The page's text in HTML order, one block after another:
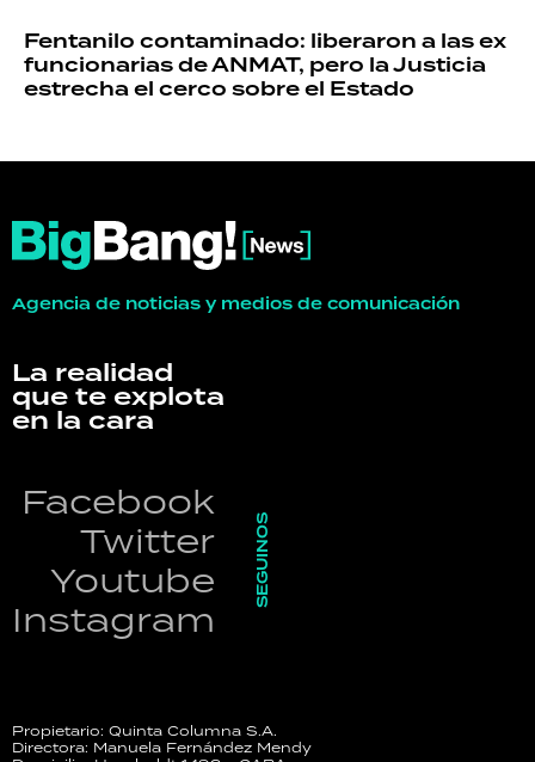
Fentanilo contaminado: liberaron a las ex
funcionarias de ANMAT, pero la Justicia
estrecha el cerco sobre el Estado
Agencia de noticias y medios de comunicación
La realidad
que te explota
en la cara
Facebook
Twitter
Youtube
Instagram
SEGUINOS
Propietario: Quinta Columna S.A.
Directora: Manuela Fernández Mendy